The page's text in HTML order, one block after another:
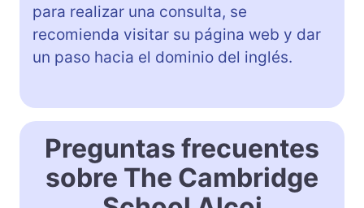
para realizar una consulta, se
recomienda visitar su página web y dar
un paso hacia el dominio del inglés.
Preguntas frecuentes
sobre The Cambridge